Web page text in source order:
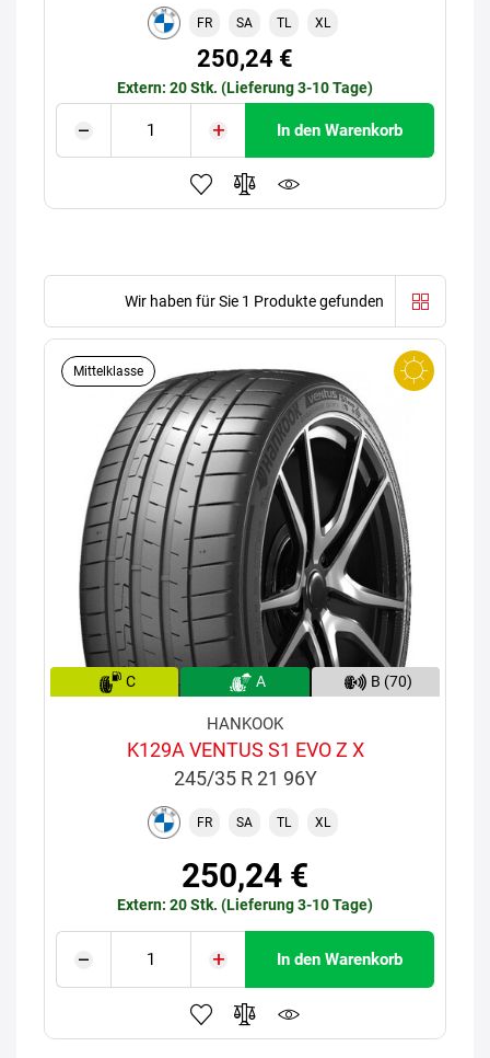
FR SA TL XL
250,24 €
Extern: 20 Stk. (Lieferung 3-10 Tage)
In den Warenkorb
Wir haben für Sie 1 Produkte gefunden
Mittelklasse
C A B (70)
HANKOOK
K129A VENTUS S1 EVO Z X
245/35 R 21 96Y
FR SA TL XL
250,24 €
Extern: 20 Stk. (Lieferung 3-10 Tage)
In den Warenkorb